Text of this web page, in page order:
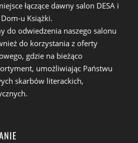
łączące dawny salon DESA i
u Książki.
do odwiedzenia naszego salonu
do korzystania z oferty
gdzie na bieżąco
umożliwiając Państwu
skarbów literackich,